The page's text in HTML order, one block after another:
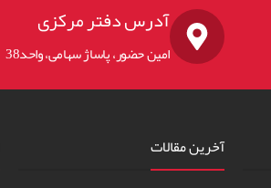
آدرس دفتر مرکزی
امین حضور، پاساژ سهامی، واحد38
آخرین مقالات